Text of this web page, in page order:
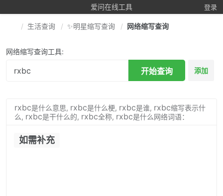
爱问在线工具 登录
生活查询 ✨明星缩写查询 网络缩写查询
网络缩写查询工具:
开始查询 添加
rxbc是什么意思, rxbc是什么梗, rxbc是谁, rxbc缩写表示什
么, rxbc是干什么的, rxbc全称, rxbc是什么网络词语：
如需补充